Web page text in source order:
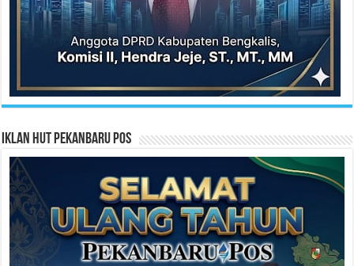
Iklan HUT Pekanbaru Pos